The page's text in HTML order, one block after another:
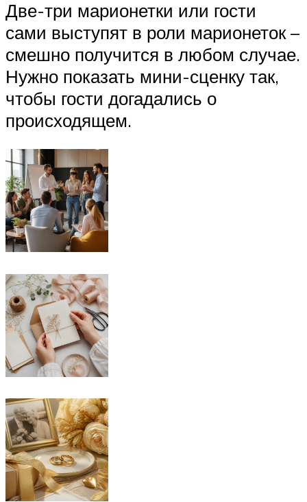
Две-три марионетки или гости
сами выступят в роли марионеток –
смешно получится в любом случае.
Нужно показать мини-сценку так,
чтобы гости догадались о
происходящем.